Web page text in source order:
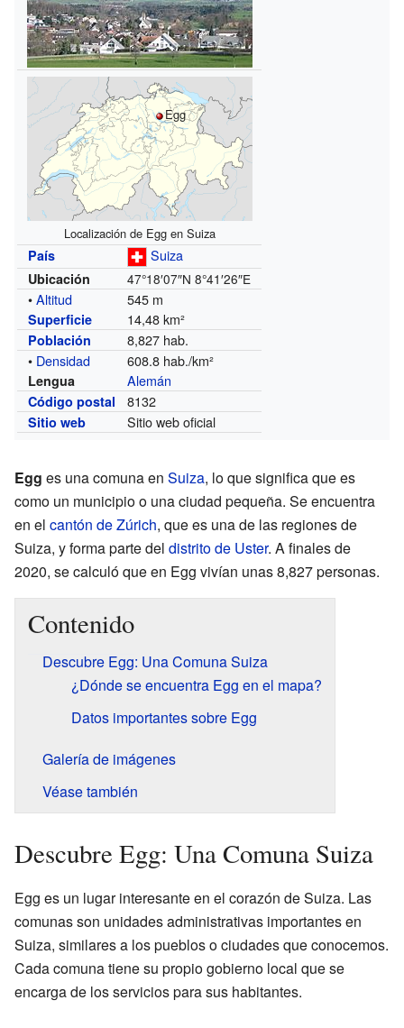
Egg
Localización de Egg en Suiza
País Suiza
Ubicación 47°18′07″N 8°41′26″E
•Altitud 545 m
Superficie 14,48 km²
Población
8,827 hab.
• Densidad 608.8 hab./km²
Lengua Alemán
Código postal 8132
Sitio web Sitio web oficial
Egg es una comuna en Suiza, lo que significa que es
como un municipio o una ciudad pequeña. Se encuentra
en el cantón de Zúrich, que es una de las regiones de
Suiza, y forma parte del distrito de Uster. A finales de
2020, se calculó que en Egg vivían unas 8,827 personas.
Contenido
Descubre Egg: Una Comuna Suiza
¿Dónde se encuentra Egg en el mapa?
Datos importantes sobre Egg
Galería de imágenes
Véase también
Descubre Egg: Una Comuna Suiza
Egg es un lugar interesante en el corazón de Suiza. Las
comunas son unidades administrativas importantes en
Suiza, similares a los pueblos o ciudades que conocemos.
Cada comuna tiene su propio gobierno local que se
encarga de los servicios para sus habitantes.